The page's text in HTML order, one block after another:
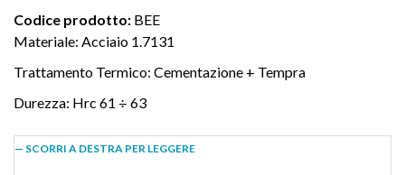
Codice prodotto: BEE
Materiale: Acciaio 1.7131
Trattamento Termico: Cementazione + Tempra
Durezza: Hrc 61 ÷ 63
— SCORRI A DESTRA PER LEGGERE